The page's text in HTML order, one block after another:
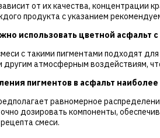
от их качества, концентрации
продукта с указанием
использовать цветной асфальт
с такими пигментами подходят
атмосферным воздействиям,
пигментов в асфальт
равномерное
дозировать компоненты,
смеси.